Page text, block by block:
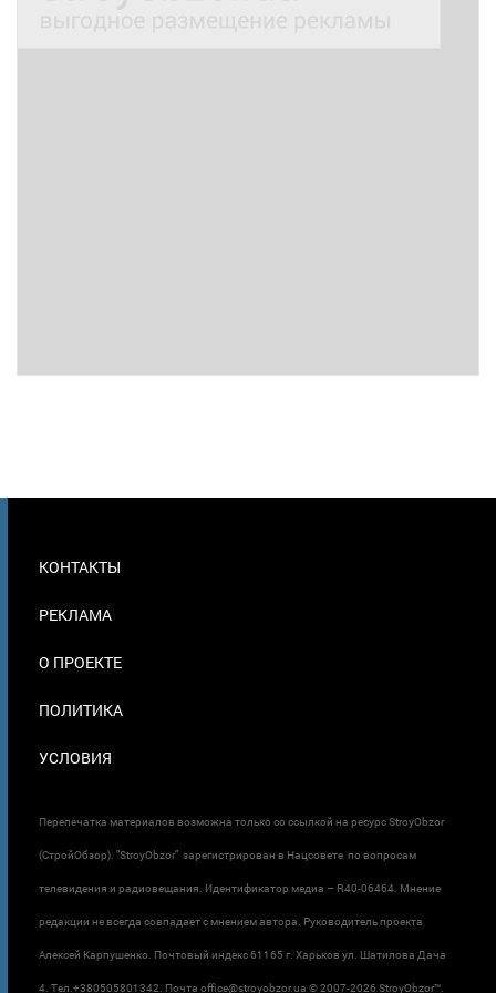
В
КОНТАКТЫ
РЕКЛАМА
О ПРОЕКТЕ
ПОЛИТИКА
УСЛОВИЯ
Перепечатка материалов возможна только со ссылкой на ресурс StroyObzor
(СтройОбзор). "StroyObzor" зарегистрирован в Нацсовете по вопросам
телевидения и радиовещания. Идентификатор медиа – R40-06464. Мнение
редакции не всегда совпадает с мнением автора. Руководитель проекта
Алексей Карпушенко. Почтовый индекс 61165 г. Харьков ул. Шатилова Дача
4. Тел.+380505801342. Почта office@stroyobzor.ua © 2007-2026 StroyObzor™.